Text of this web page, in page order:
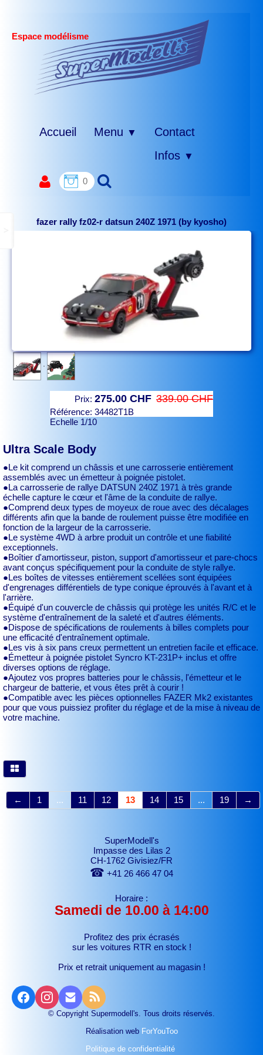
Espace modélisme
Accueil Menu ▼
Contact
Infos ▼
0
fazer rally fz02-r datsun 240Z 1971 (by kyosho)
Prix: 275.00 CHF 339.00 CHF
Référence: 34482T1B
Echelle 1/10
Ultra Scale Body
●Le kit comprend un châssis et une carrosserie entièrement
assemblés avec un émetteur à poignée pistolet.
●La carrosserie de rallye DATSUN 240Z 1971 à très grande
échelle capture le cœur et l'âme de la conduite de rallye.
●Comprend deux types de moyeux de roue avec des décalages
différents afin que la bande de roulement puisse être modifiée en
fonction de la largeur de la carrosserie.
●Le système 4WD à arbre produit un contrôle et une fiabilité
exceptionnels.
●Boîtier d'amortisseur, piston, support d'amortisseur et pare-chocs
avant conçus spécifiquement pour la conduite de style rallye.
●Les boîtes de vitesses entièrement scellées sont équipées
d'engrenages différentiels de type conique éprouvés à l'avant et à
l'arrière.
●Équipé d'un couvercle de châssis qui protège les unités R/C et le
système d'entraînement de la saleté et d'autres éléments.
●Dispose de spécifications de roulements à billes complets pour
une efficacité d'entraînement optimale.
●Les vis à six pans creux permettent un entretien facile et efficace.
●Émetteur à poignée pistolet Syncro KT-231P+ inclus et offre
diverses options de réglage.
●Ajoutez vos propres batteries pour le châssis, l'émetteur et le
chargeur de batterie, et vous êtes prêt à courir !
●Compatible avec les pièces optionnelles FAZER Mk2 existantes
pour que vous puissiez profiter du réglage et de la mise à niveau de
votre machine.
← 1 ... 11 12 13 14 15 ... 19 →
SuperModell's
Impasse des Lilas 2
CH-1762 Givisiez/FR
☎ +41 26 466 47 04
Horaire :
Samedi de 10.00 à 14:00
Profitez des prix écrasés
sur les voitures RTR en stock !
Prix et retrait uniquement au magasin !
© Copyright Supermodell's. Tous droits réservés.
Réalisation web ForYouToo
Politique de confidentialité